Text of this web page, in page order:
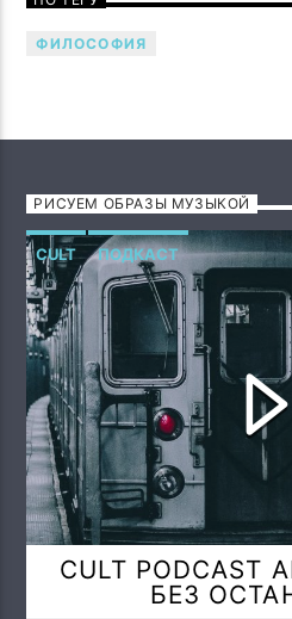
ФИЛОСОФИЯ
РИСУЕМ ОБРАЗЫ МУЗЫКОЙ
CULT ПОДКАСТ
CULT PODCAST
БЕЗ